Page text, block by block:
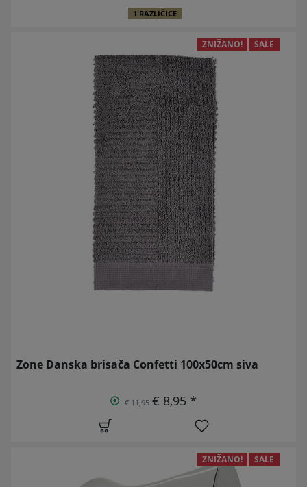
1 RAZLIČICE
ZNIŽANO! SALE
Zone Danska brisača Confetti 100x50cm siva
€ 11,95 € 8,95 *
ZNIŽANO! SALE